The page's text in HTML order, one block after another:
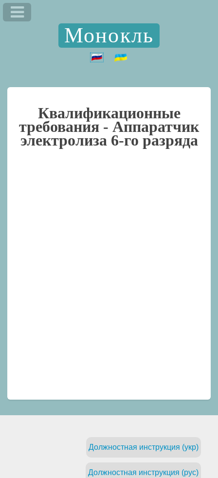
Монокль
Квалификационные
требования - Аппаратчик
электролиза 6-го разряда
Должностная инструкция (укр)
Должностная инструкция (рус)